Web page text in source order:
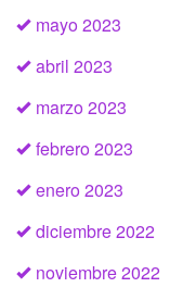
mayo 2023
abril 2023
marzo 2023
febrero 2023
enero 2023
diciembre 2022
noviembre 2022